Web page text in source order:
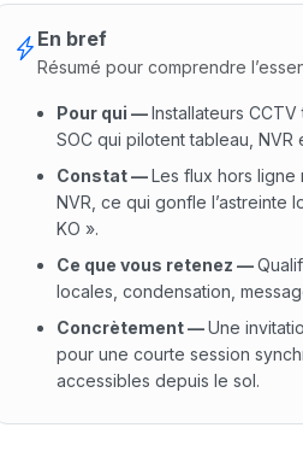
En bref
Résumé pour comprendre
Pour qui —Installateurs
SOC qui pilotent tableau, NVR
Constat—Les flux hors ligne
NVR, ce qui gonfle l’astreinte
KO ».
Ce que vous retenez —
locales, condensation,
Concrètement—Une
pour une courte session
accessibles depuis le sol.
Pour qui : Installateurs